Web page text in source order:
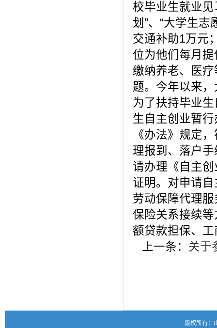
校毕业生就业
划”、“大学生
交通补助1万元
位为他们每月
缴纳养老、医
题。今年以来
为了扶持毕业
生自主创业暂
《办法》规定
理报到、落户
请办理《自主
证明。对申请
劳动保障代理
保险关系接续
额贷款担保、
上一条： 关于
版权所有：